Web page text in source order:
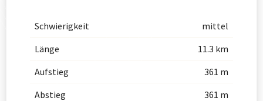
Schwierigkeit
mittel
Länge
11.3 km
Aufstieg
361 m
Abstieg
361 m